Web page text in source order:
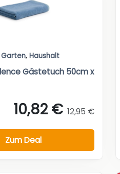
Garten, Haushalt
Gästetuch 50cm x
10,82 € 12,95 €
Zum Deal